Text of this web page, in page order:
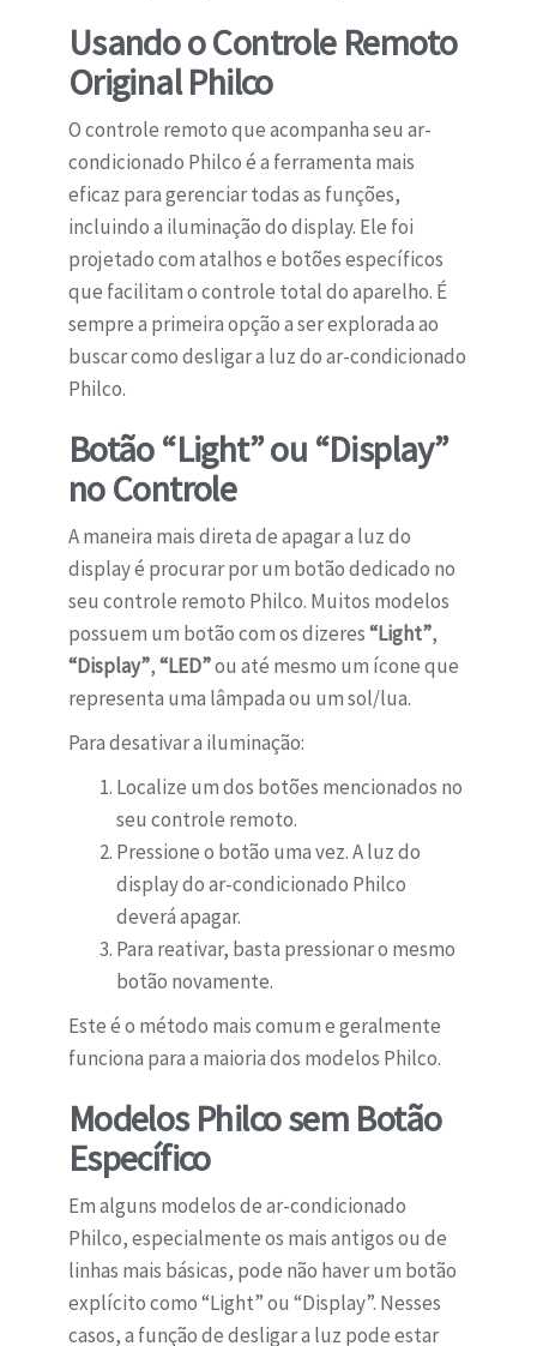
Usando o Controle Remoto
Original Philco
O controle remoto que acompanha seu ar-
condicionado Philco é a ferramenta mais
eficaz para gerenciar todas as funções,
incluindo a iluminação do display. Ele foi
projetado com atalhos e botões específicos
que facilitam o controle total do aparelho. É
sempre a primeira opção a ser explorada ao
buscar como desligar a luz do ar-condicionado
Philco.
Botão “Light” ou “Display”
no Controle
A maneira mais direta de apagar a luz do
display é procurar por um botão dedicado no
seu controle remoto Philco. Muitos modelos
possuem um botão com os dizeres“Light”,
“Display”,“LED”ou até mesmo um ícone que
representa uma lâmpada ou um sol/lua.
Para desativar a iluminação:
Localize um dos botões mencionados no
seu controle remoto.
Pressione o botão uma vez. A luz do
display do ar-condicionado Philco
deverá apagar.
Para reativar, basta pressionar o mesmo
botão novamente.
Este é o método mais comum e geralmente
funciona para a maioria dos modelos Philco.
Modelos Philco sem Botão
Específico
Em alguns modelos de ar-condicionado
Philco, especialmente os mais antigos ou de
linhas mais básicas, pode não haver um botão
explícito como “Light” ou “Display”. Nesses
casos, a função de desligar a luz pode estar